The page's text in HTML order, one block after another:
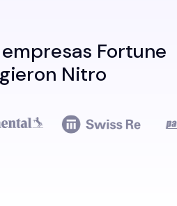
Fortune
Nitro